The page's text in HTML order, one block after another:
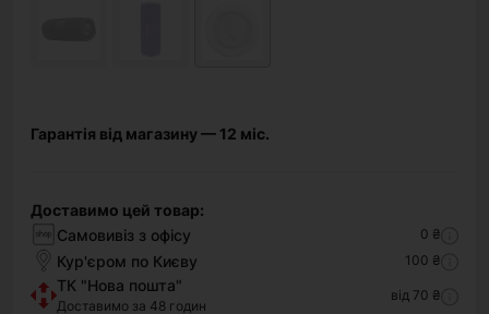
Гарантія від магазину — 12 міс.
Доставимо цей товар:
Самовивіз з офісу
0 ₴
Кур'єром по Києву 100 ₴
ТК "Нова пошта"
Доставимо за 48 годин
від 70 ₴